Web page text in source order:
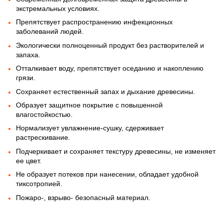
экстремальных условиях.
Препятствует распространению инфекционных
заболеваний людей.
Экологически полноценный продукт без растворителей и
запаха.
Отталкивает воду, препятствует оседанию и накоплению
грязи.
Сохраняет естественный запах и дыхание древесины.
Образует защитное покрытие с повышенной
влагостойкостью.
Нормализует увлажнение-сушку, сдерживает
растрескивание.
Подчеркивает и сохраняет текстуру древесины, не изменяет
ее цвет.
Не образует потеков при нанесении, обладает удобной
тиксотропией.
Пожаро-, взрыво- безопасный материал.